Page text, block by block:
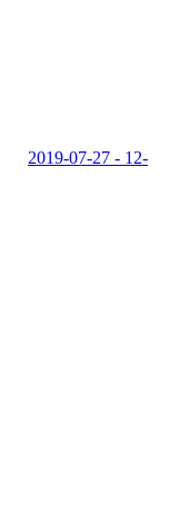
2019-07-27 - 12-